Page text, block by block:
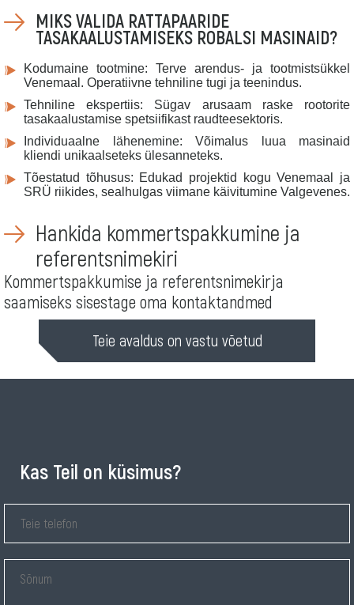
MIKS VALIDA RATTAPAARIDE
TASAKAALUSTAMISEKS ROBALSI MASINAID?
Kodumaine tootmine: Terve arendus- ja tootmistsükkel
Venemaal. Operatiivne tehniline tugi ja teenindus.
Tehniline ekspertiis: Sügav arusaam raske rootorite
tasakaalustamise spetsiifikast raudteesektoris.
Individuaalne lähenemine: Võimalus luua masinaid
kliendi unikaalseteks ülesanneteks.
Tõestatud tõhusus: Edukad projektid kogu Venemaal ja
SRÜ riikides, sealhulgas viimane käivitumine Valgevenes.
Hankida kommertspakkumine ja
referentsnimekiri
Kommertspakkumise ja referentsnimekirja
saamiseks sisestage oma kontaktandmed
Teie avaldus on vastu võetud
Kas Teil on küsimus?